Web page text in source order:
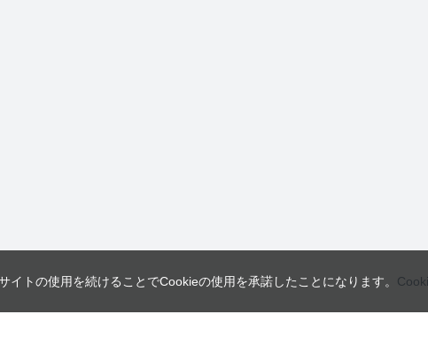
トの使用を続けることでCookieの使用を承諾したことになります。